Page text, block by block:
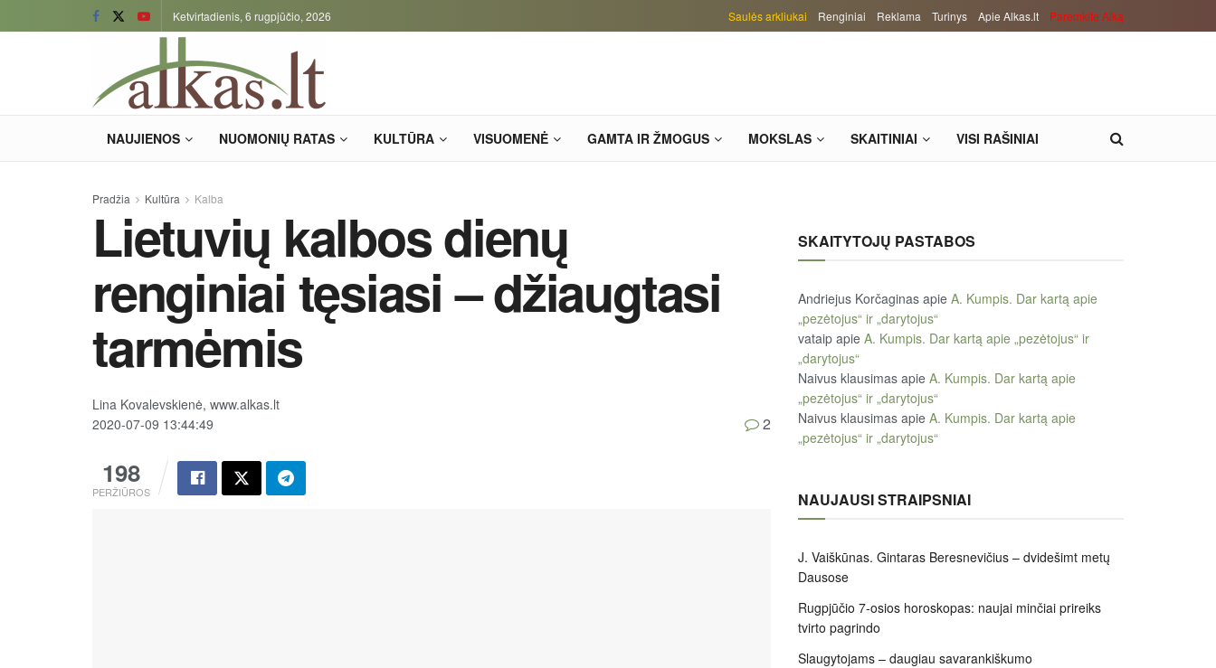
Ketvirtadienis, 6 rugpjūčio, 2026 Saulės arkliukai Renginiai Reklama Turinys Apie Alkas.lt Paremkite Alką
NAUJIENOS NUOMONIŲ RATAS KULTŪRA VISUOMENĖ GAMTA IR ŽMOGUS MOKSLAS SKAITINIAI VISI RAŠINIAI
Pradžia Kultūra Kalba
Lietuvių kalbos dienų
renginiai tęsiasi – džiaugtasi
tarmėmis
Lina Kovalevskienė, www.alkas.lt
2020-07-09 13:44:49
198
PERŽIŪROS
2
SKAITYTOJŲ PASTABOS
Andriejus Korčaginas apie A. Kumpis. Dar kartą apie
„pezėtojus“ ir „darytojus“
vataip apie A. Kumpis. Dar kartą apie „pezėtojus“ ir
„darytojus“
Naivus klausimas apie A. Kumpis. Dar kartą apie
„pezėtojus“ ir „darytojus“
Naivus klausimas apie A. Kumpis. Dar kartą apie
„pezėtojus“ ir „darytojus“
NAUJAUSI STRAIPSNIAI
J. Vaiškūnas. Gintaras Beresnevičius – dvidešimt metų
Dausose
Rugpjūčio 7-osios horoskopas: naujai minčiai prireiks
tvirto pagrindo
Slaugytojams – daugiau savarankiškumo